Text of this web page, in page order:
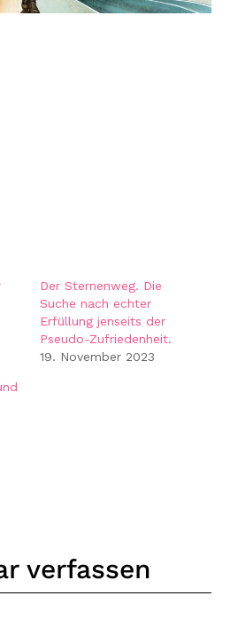
Der Sternenweg. Die
Suche nach echter
Erfüllung jenseits der
Pseudo-Zufriedenheit.
19. November 2023
verfassen